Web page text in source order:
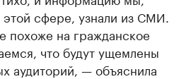
сфере, узнали из СМИ.
похоже на гражданское
что будут ущемлены
аудиторий, — объяснила